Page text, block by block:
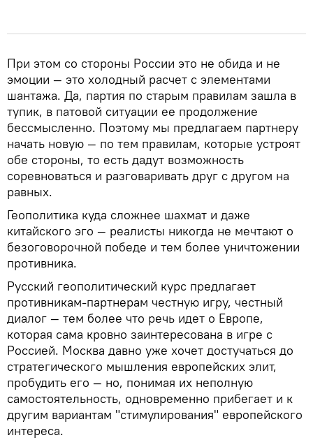
При этом со стороны России это не обида и не
эмоции — это холодный расчет с элементами
шантажа. Да, партия по старым правилам зашла в
тупик, в патовой ситуации ее продолжение
бессмысленно. Поэтому мы предлагаем партнеру
начать новую — по тем правилам, которые устроят
обе стороны, то есть дадут возможность
соревноваться и разговаривать друг с другом на
равных.
Геополитика куда сложнее шахмат и даже
китайского эго — реалисты никогда не мечтают о
безоговорочной победе и тем более уничтожении
противника.
Русский геополитический курс предлагает
противникам-партнерам честную игру, честный
диалог — тем более что речь идет о Европе,
которая сама кровно заинтересована в игре с
Россией. Москва давно уже хочет достучаться до
стратегического мышления европейских элит,
пробудить его — но, понимая их неполную
самостоятельность, одновременно прибегает и к
другим вариантам "стимулирования" европейского
интереса.